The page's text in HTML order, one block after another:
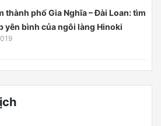
thành phố Gia Nghĩa – Đài Loan: tìm
yên bình của ngôi làng Hinoki